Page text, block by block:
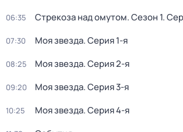
06:35 Стрекоза над омутом. Сезон 1.
07:30 Моя звезда. Серия 1-я
08:25 Моя звезда. Серия 2-я
09:20 Моя звезда. Серия 3-я
10:25 Моя звезда. Серия 4-я